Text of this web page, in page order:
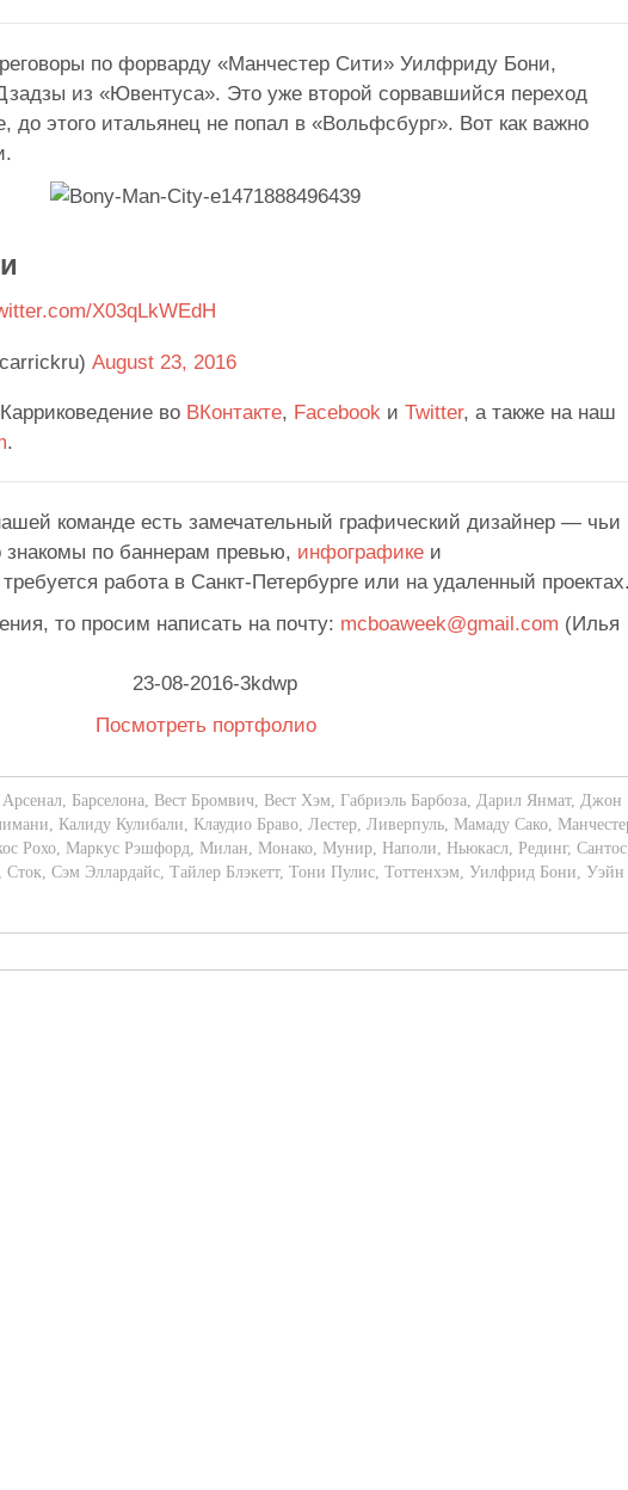
по форварду «Манчестер Сити» Уилфриду Бони,
из «Ювентуса». Это уже второй сорвавшийся переход
до этого итальянец не попал в «Вольфсбург». Вот как важно
X03qLkWEdH
August 23, 2016
во ВКонтакте, Facebook и Twitter, а также на наш
.
команде есть замечательный графический дизайнер — чьи
по баннерам превью, инфографике и
работа в Санкт-Петербурге или на удаленный
то просим написать на почту: mcboaweek@gmail.com (Илья
Посмотреть портфолио
Арсенал, Барселона, Вест Бромвич, Вест Хэм, Габриэль Барбоза, Дарил Янмат, Джон
, Калиду Кулибали, Клаудио Браво, Лестер, Ливерпуль, Мамаду Сако,
Рохо, Маркус Рэшфорд, Милан, Монако, Мунир, Наполи, Ньюкасл, Рединг, Сантос
, Сток, Сэм Эллардайс, Тайлер Блэкетт, Тони Пулис, Тоттенхэм, Уилфрид Бони, Уэйн